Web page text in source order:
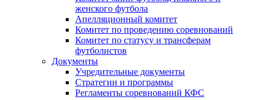
женского футбола
Апелляционный комитет
Комитет по проведению соревнований
Комитет по статусу и трансферам
футболистов
Документы
Учредительные документы
Стратегии и программы
Регламенты соревнований КФС